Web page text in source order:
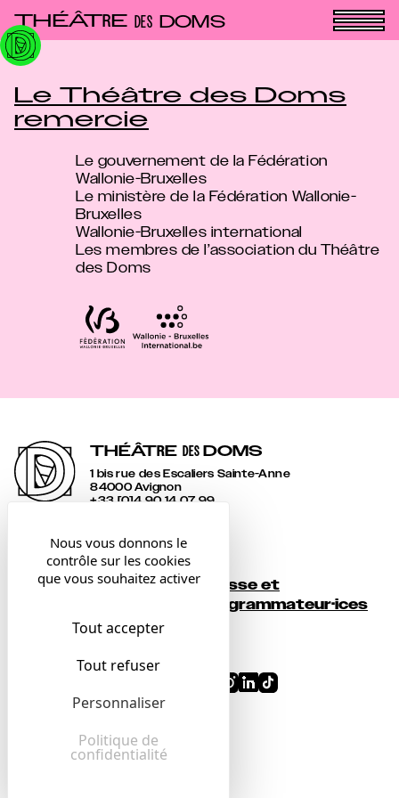
THÉÂTRE DES DOMS
Le Théâtre des Doms
remercie
Le gouvernement de la Fédération
Wallonie-Bruxelles
Le ministère de la Fédération Wallonie-
Bruxelles
Wallonie-Bruxelles international
Les membres de l’association du Théâtre
des Doms
THÉÂTRE DES DOMS
1 bis rue des Escaliers Sainte-Anne
84000 Avignon
+33 [0]4 90 14 07 99
Contact
Billetterie
Presse et
programmateur·ices
Mentions légales
Panneau de gestion des cookies
Nous vous donnons le
contrôle sur les cookies
que vous souhaitez activer
Tout accepter
Tout refuser
Personnaliser
Politique de
confidentialité